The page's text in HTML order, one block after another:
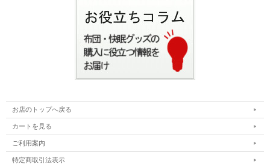
お店のトップへ戻る
カートを見る
ご利用案内
特定商取引法表示